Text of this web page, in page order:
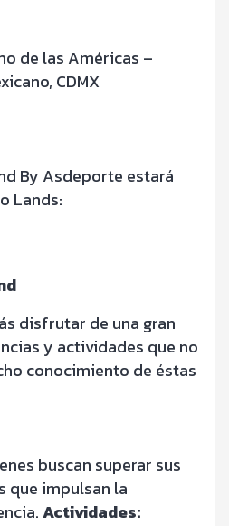
de las Américas –
CDMX
By Asdeporte estará
Lands:
disfrutar de una gran
y actividades que no
conocimiento de éstas
buscan superar sus
que impulsan la
Actividades: